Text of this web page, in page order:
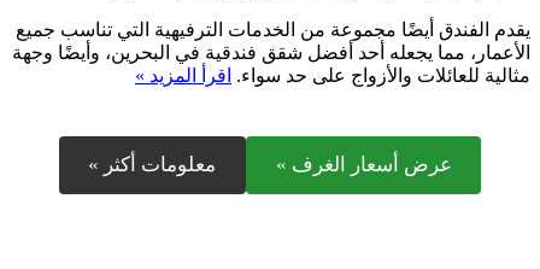
يقدم الفندق أيضًا مجموعة من الخدمات الترفيهية التي تناسب جميع
الأعمار، مما يجعله أحد أفضل شقق فندقية في البحرين، وأيضًا وجهة
مثالية للعائلات والأزواج على حد سواء. اقرأ المزيد »
عرض أسعار الغرف » معلومات أكثر »